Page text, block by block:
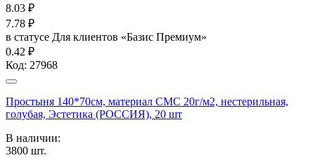
8.03 ₽
7.78 ₽
в статусе Для клиентов «Базис Премиум»
0.42 ₽
Код: 27968
Простыня 140*70см, материал СМС 20г/м2, нестерильная,
голубая, Эстетика (РОССИЯ), 20 шт
В наличии:
3800 шт.